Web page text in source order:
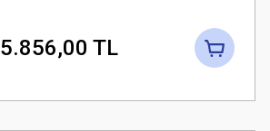
5.856,00 TL